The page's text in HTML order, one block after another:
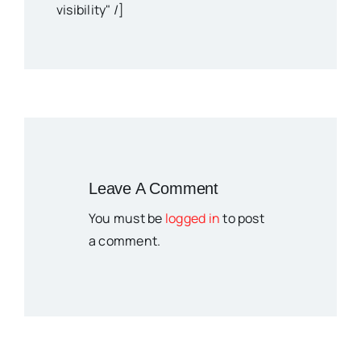
visibility" /]
Leave A Comment
You must be logged into post
a comment.